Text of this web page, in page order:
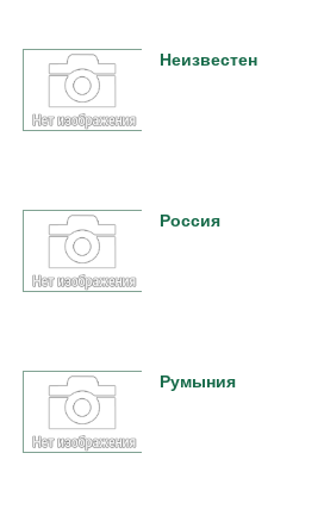
Неизвестен
Россия
Румыния